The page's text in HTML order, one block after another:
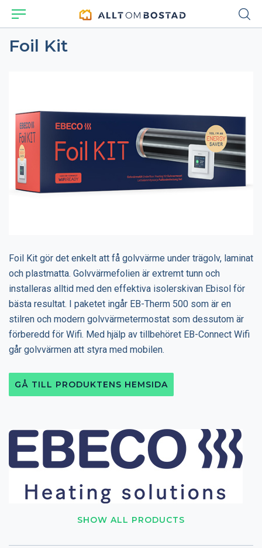
Foil Kit
SHOW ALL PRODUCTS
Foil Kit gör det enkelt att få golvvärme under trägolv, laminat
och plastmatta. Golvvärmefolien är extremt tunn och
installeras alltid med den effektiva isolerskivan Ebisol för
bästa resultat. I paketet ingår EB-Therm 500 som är en
stilren och modern golvvärmetermostat som dessutom är
förberedd för Wifi. Med hjälp av tillbehöret EB-Connect Wifi
går golvvärmen att styra med mobilen.
GÅ TILL PRODUKTENS HEMSIDA